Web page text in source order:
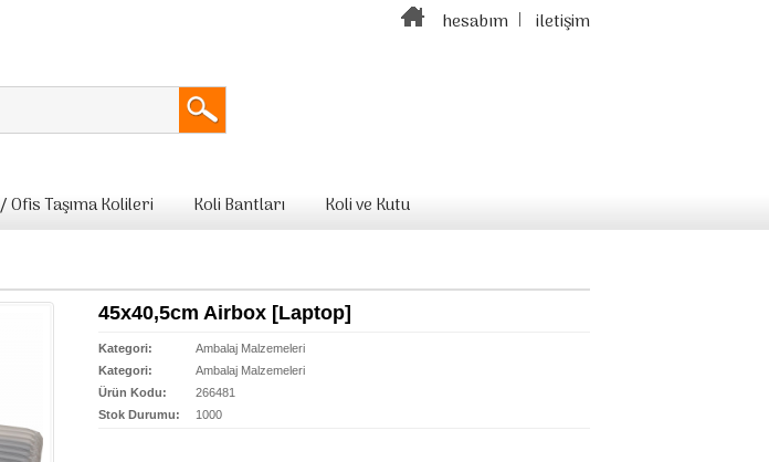
hesabım iletişim
Ofis Taşıma Kolileri Koli Bantları Koli ve Kutu
45x40,5cm Airbox [Laptop]
Kategori:
Ambalaj Malzemeleri
Kategori:
Ambalaj Malzemeleri
Ürün Kodu:
266481
Stok Durumu:
1000